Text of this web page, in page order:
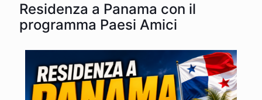
Residenza a Panama con il
programma Paesi Amici